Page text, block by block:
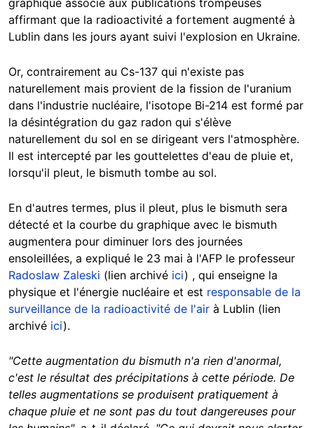
affirmant que la radioactivité a fortement augmenté à
Lublin dans les jours ayant suivi l'explosion en Ukraine.
Or, contrairement au Cs-137 qui n'existe pas
naturellement mais provient de la fission de l'uranium
dans l'industrie nucléaire, l'isotope Bi-214 est formé par
la désintégration du gaz radon qui s'élève
naturellement du sol en se dirigeant vers l'atmosphère.
Il est intercepté par les gouttelettes d'eau de pluie et,
lorsqu'il pleut, le bismuth tombe au sol.
En d'autres termes, plus il pleut, plus le bismuth sera
détecté et la courbe du graphique avec le bismuth
augmentera pour diminuer lors des journées
ensoleillées, a expliqué le 23 mai à l'AFP le professeur
Radoslaw Zaleski (lien archivé ici) , qui enseigne la
physique et l'énergie nucléaire et est responsable de la
surveillance de la radioactivité de l'air à Lublin (lien
archivé ici).
"Cette augmentation du bismuth n'a rien d'anormal,
c'est le résultat des précipitations à cette période. De
telles augmentations se produisent pratiquement à
chaque pluie et ne sont pas du tout dangereuses pour